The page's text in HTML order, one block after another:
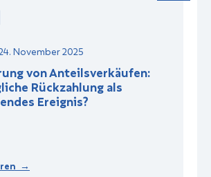
November 2025
von Anteilsverkäufen:
Rückzahlung als
Ereignis?
→